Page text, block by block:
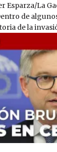
Esparza/La
de
de la